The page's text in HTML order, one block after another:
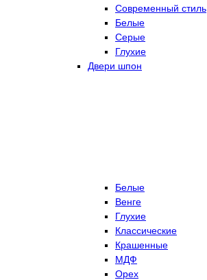
Современный стиль
Белые
Серые
Глухие
Двери шпон
Белые
Венге
Глухие
Классические
Крашенные
МДФ
Орех